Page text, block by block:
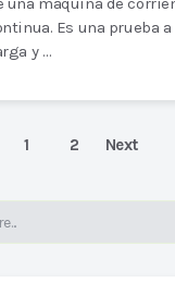
Es una prueba a
y …
1 2 Next